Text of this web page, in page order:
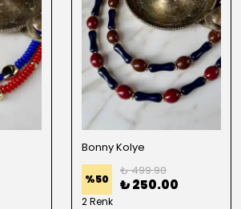
Bonny Kolye
%50
₺ 499.90
₺ 250.00
2 Renk